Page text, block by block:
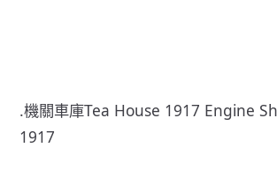
.機關車庫Tea House 1917 Engine
1917